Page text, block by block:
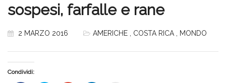
sospesi, farfalle e rane
2 MARZO 2016 AMERICHE COSTA RICA MONDO
Condividi: